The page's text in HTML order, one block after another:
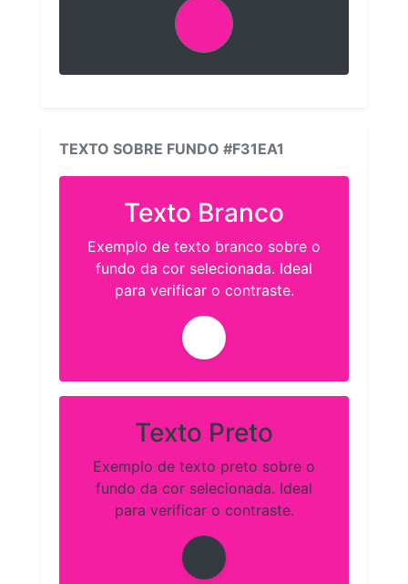
TEXTO SOBRE FUNDO #F31EA1
Texto Branco
Exemplo de texto branco sobre o
fundo da cor selecionada. Ideal
para verificar o contraste.
Texto Preto
Exemplo de texto preto sobre o
fundo da cor selecionada. Ideal
para verificar o contraste.